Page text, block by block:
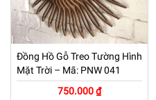
Đồng Hồ Gỗ Treo Tường Hình
Mặt Trời – Mã: PNW 041
750.000 ₫